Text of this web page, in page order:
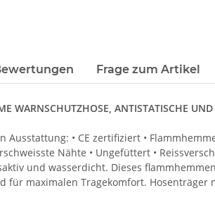
Frage zum Artikel
WARNSCHUTZHOSE, ANTISTATISCHE
Ausstattung: • CE zertifiziert •
Nähte • Ungefüttert •
und wasserdicht. Dieses
für maximalen Tragekomfort. Hosenträger